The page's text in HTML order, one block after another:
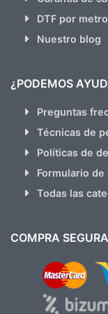
DTF por
Nuestro blog
¿PODEMOS
Preguntas
Técnicas de
Políticas de
Formulario de
Todas las
COMPRA